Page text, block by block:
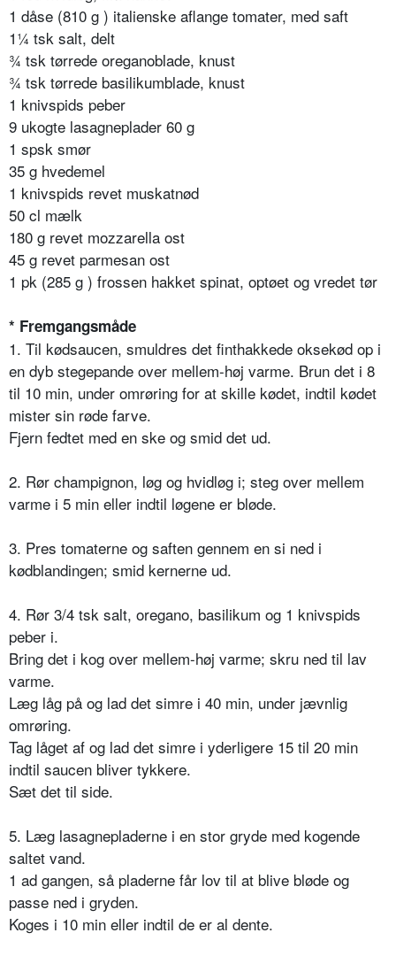
1 dåse (810 g ) italienske aflange tomater, med saft
1¼ tsk salt, delt
¾ tsk tørrede oreganoblade, knust
¾ tsk tørrede basilikumblade, knust
1 knivspids peber
9 ukogte lasagneplader 60 g
1 spsk smør
35 g hvedemel
1 knivspids revet muskatnød
50 cl mælk
180 g revet mozzarella ost
45 g revet parmesan ost
1 pk (285 g ) frossen hakket spinat, optøet og vredet tør
* Fremgangsmåde
1. Til kødsaucen, smuldres det finthakkede oksekød op i
en dyb stegepande over mellem-høj varme. Brun det i 8
til 10 min, under omrøring for at skille kødet, indtil kødet
mister sin røde farve.
Fjern fedtet med en ske og smid det ud.
2. Rør champignon, løg og hvidløg i; steg over mellem
varme i 5 min eller indtil løgene er bløde.
3. Pres tomaterne og saften gennem en si ned i
kødblandingen; smid kernerne ud.
4. Rør 3/4 tsk salt, oregano, basilikum og 1 knivspids
peber i.
Bring det i kog over mellem-høj varme; skru ned til lav
varme.
Læg låg på og lad det simre i 40 min, under jævnlig
omrøring.
Tag låget af og lad det simre i yderligere 15 til 20 min
indtil saucen bliver tykkere.
Sæt det til side.
5. Læg lasagnepladerne i en stor gryde med kogende
saltet vand.
1 ad gangen, så pladerne får lov til at blive bløde og
passe ned i gryden.
Koges i 10 min eller indtil de er al dente.